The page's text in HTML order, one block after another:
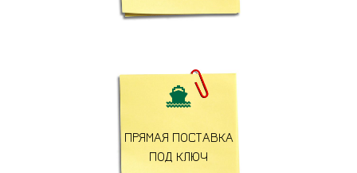

ПРЯМАЯ ПОСТАВКА
ПОД КЛЮЧ